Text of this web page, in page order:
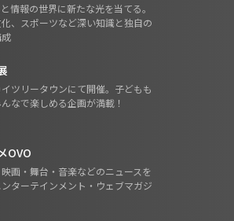
情報の世界に新たな光を当てる。
、スポーツなど深い知識と独自の
ツリータウンにて開催。子どもも
なで楽しめる企画が満載！
OVO
映画・舞台・音楽などのニュースを
ターテインメント・ウェブマガジ